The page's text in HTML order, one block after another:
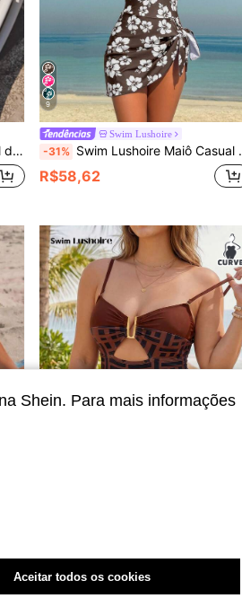
Praia
9
Swim Lushoire
-31% Swim Lushoire Maiô Casual Floral com Nó Lateral para Mulheres
R$58,62
R$58,13
Shein. Para mais informações
Aceitar todos os cookies